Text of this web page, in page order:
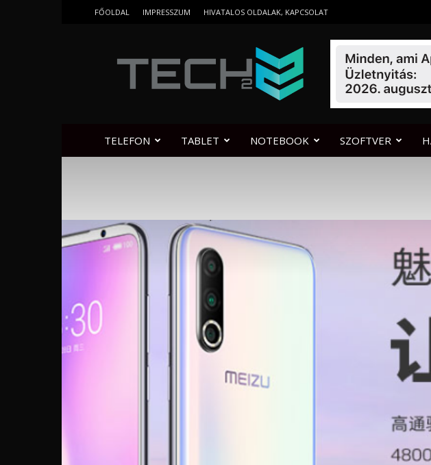
FŐOLDAL IMPRESSZUM HIVATALOS OLDALAK, KAPCSOLAT
TELEFON TABLET NOTEBOOK SZOFTVER